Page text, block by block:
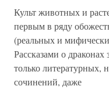
Культ животных и
первым в ряду
(реальных и
Рассказами о
только литературных,
сочинений, даже